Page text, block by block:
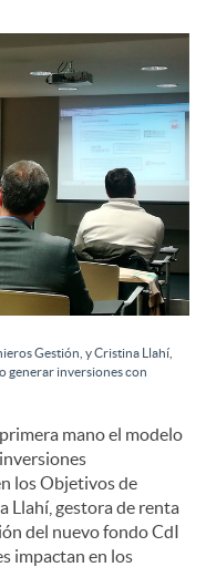
Gestión, y Cristina Llahí,
generar inversiones con
mano el modelo
los Objetivos de
Llahí, gestora de renta
del nuevo fondo CdI
impactan en los